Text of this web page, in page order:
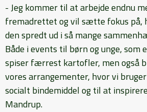
- Jeg kommer til at arbejde endnu
fremadrettet og vil sætte fokus på,
den spredt ud i så mange
Både i events til børn og unge, som
spiser færrest kartofler, men også
vores arrangementer, hvor vi
socialt bindemiddel og til at
Mandrup.